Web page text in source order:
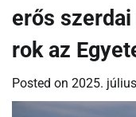
erős
rok az
Posted on 2025.